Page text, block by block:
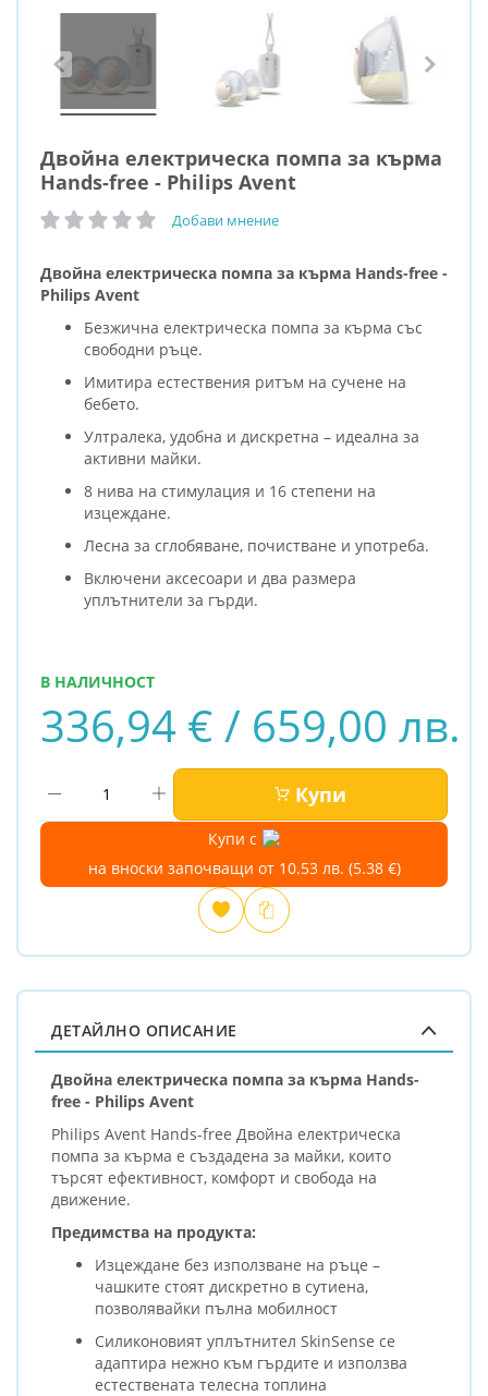
Двойна електрическа помпа за кърма
Hands-free - Philips Avent
рейтинг: Добави мнение
Двойна електрическа помпа за кърма Hands-free -
Philips Avent
Безжична електрическа помпа за кърма със
свободни ръце.
Имитира естествения ритъм на сучене на
бебето.
Ултралека, удобна и дискретна – идеална за
активни майки.
8 нива на стимулация и 16 степени на
изцеждане.
Лесна за сглобяване, почистване и употреба.
Включени аксесоари и два размера
уплътнители за гърди.
336,94 € / 659,00 лв.
В НАЛИЧНОСТ
Купи
Купи с
на вноски започващи от 10.53 лв. (5.38 €)
Добави
любими
Сравни
ДЕТАЙЛНО ОПИСАНИЕ
Двойна електрическа помпа за кърма Hands-
free - Philips Avent
Philips Avent Hands-free Двойна електрическа
помпа за кърма е създадена за майки, които
търсят ефективност, комфорт и свобода на
движение.
Предимства на продукта:
Изцеждане без използване на ръце –
чашките стоят дискретно в сутиена,
позволявайки пълна мобилност
Силиконовият уплътнител SkinSense се
адаптира нежно към гърдите и използва
естествената телесна топлина